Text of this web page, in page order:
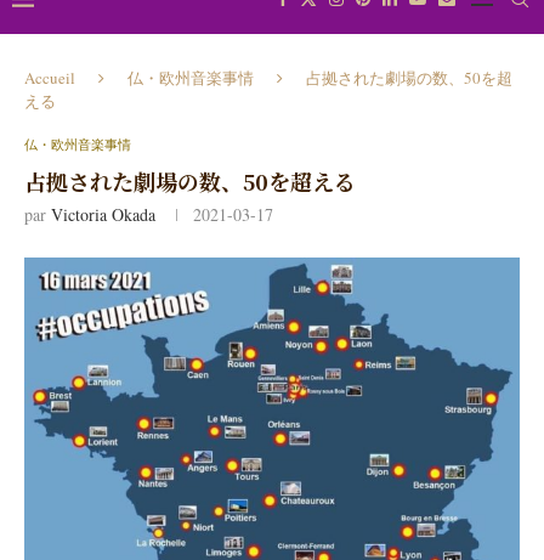
Accueil 仏・欧州音楽事情
占拠された劇場の数、50を超
える
仏・欧州音楽事情
占拠された劇場の数、50を超える
par Victoria Okada 2021-03-17